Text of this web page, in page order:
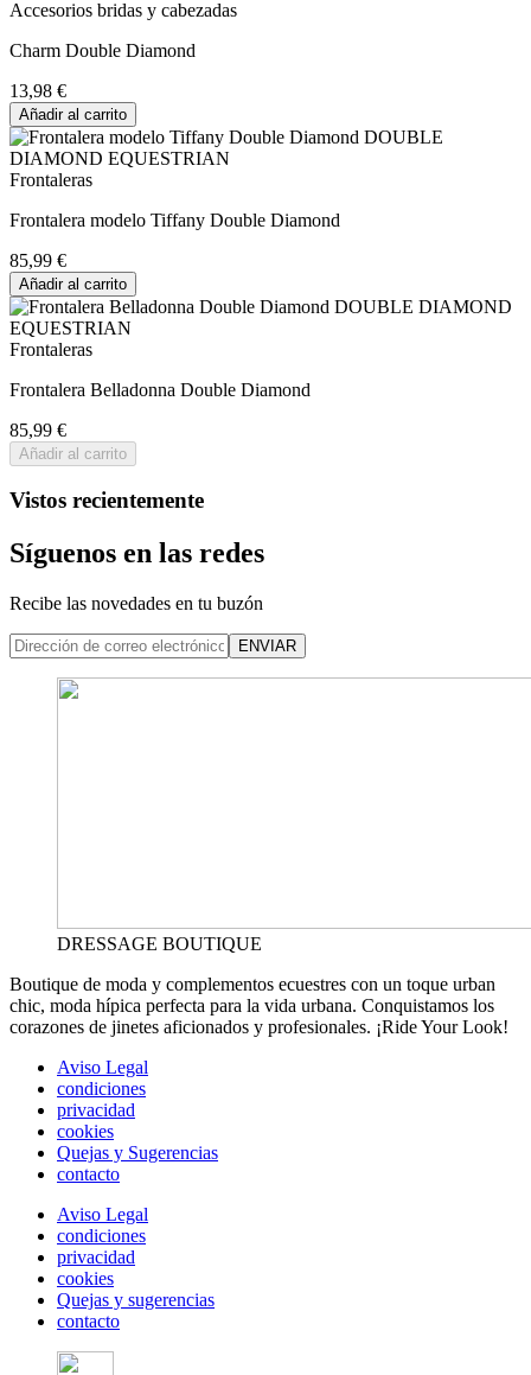
Accesorios bridas y cabezadas
Charm Double Diamond
13,98 €
Añadir al carrito
Frontaleras
Frontalera modelo Tiffany Double Diamond
85,99 €
Añadir al carrito
Frontaleras
Frontalera Belladonna Double Diamond
85,99 €
Añadir al carrito
Vistos recientemente
Síguenos en las redes
Recibe las novedades en tu buzón
ENVIAR
DRESSAGE BOUTIQUE
Boutique de moda y complementos ecuestres con un toque urban
chic, moda hípica perfecta para la vida urbana. Conquistamos los
corazones de jinetes aficionados y profesionales. ¡Ride Your Look!
Aviso Legal
condiciones
privacidad
cookies
Quejas y Sugerencias
contacto
Aviso Legal
condiciones
privacidad
cookies
Quejas y sugerencias
contacto